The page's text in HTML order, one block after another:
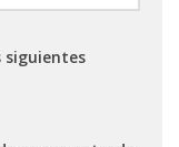
siguientes